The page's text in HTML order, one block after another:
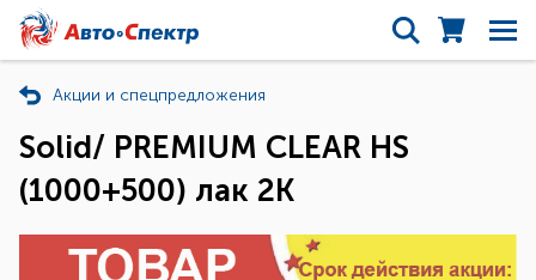
Акции и спецпредложения
Solid/ PREMIUM CLEAR HS
(1000+500) лак 2К